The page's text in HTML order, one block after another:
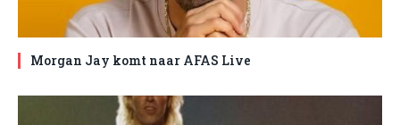
Morgan Jay komt naar AFAS Live